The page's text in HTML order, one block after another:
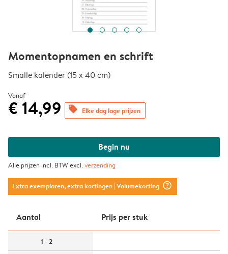
Momentopnamen en schrift
Smalle kalender (15 x 40 cm)
Vanaf
€ 14,99 offers Elke dag lage prijzen
Begin nu
Alle prijzen incl. BTW excl.verzending
Extra exemplaren, extra kortingen| Volumekorting question_mark_circle
Aantal Prijs per stuk
1 - 2